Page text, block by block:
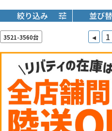
絞り込み 並び
3521-3560台 ◂ 1